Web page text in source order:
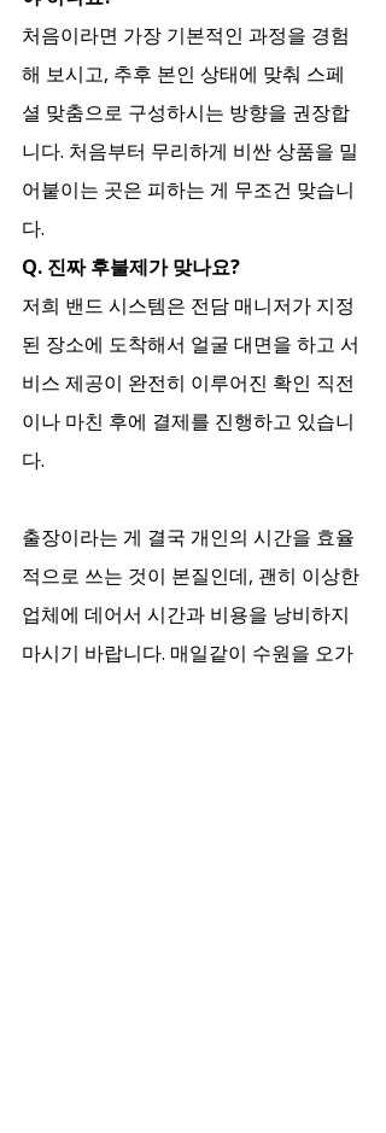
처음이라면 가장 기본적인 과정을 경험
해 보시고, 추후 본인 상태에 맞춰 스페
셜 맞춤으로 구성하시는 방향을 권장합
니다. 처음부터 무리하게 비싼 상품을 밀
어붙이는 곳은 피하는 게 무조건 맞습니
다.
Q. 진짜 후불제가 맞나요?
저희 밴드 시스템은 전담 매니저가 지정
된 장소에 도착해서 얼굴 대면을 하고 서
비스 제공이 완전히 이루어진 확인 직전
이나 마친 후에 결제를 진행하고 있습니
다.
출장이라는 게 결국 개인의 시간을 효율
적으로 쓰는 것이 본질인데, 괜히 이상한
업체에 데어서 시간과 비용을 낭비하지
마시기 바랍니다. 매일같이 수원을 오가